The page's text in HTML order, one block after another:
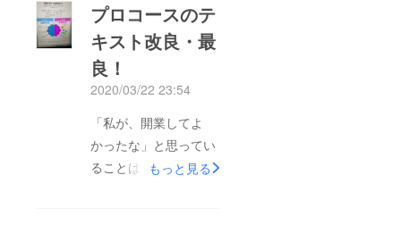
支援頂いた皆さま、本
当にありがとうござい
ます。目標金額はさて
おき、支援を頂くにつ
にするか・・・もっと
明確なところで使いた
い！と感じるようにな
プロコースのテ
キスト改良・最
良！
2020/03/22 23:54
「私が、開業してよ
かったな」と思ってい
ることは、「常に改
もっと見る